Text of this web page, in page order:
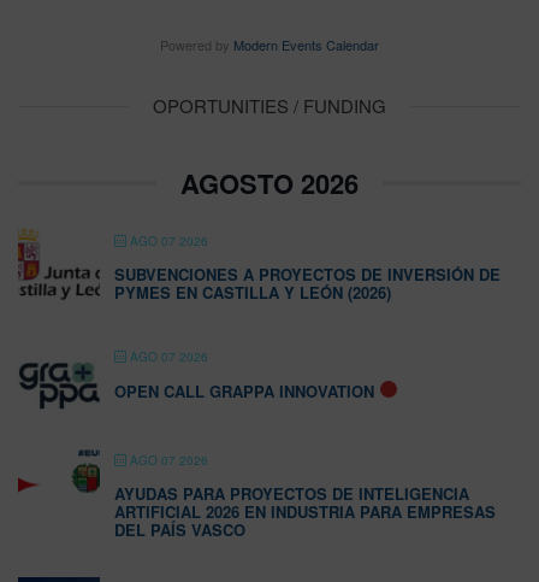
Powered by Modern Events Calendar
OPORTUNITIES / FUNDING
AGOSTO 2026
AGO 07 2026
SUBVENCIONES A PROYECTOS DE INVERSIÓN DE
PYMES EN CASTILLA Y LEÓN (2026)
AGO 07 2026
OPEN CALL GRAPPA INNOVATION
AGO 07 2026
AYUDAS PARA PROYECTOS DE INTELIGENCIA
ARTIFICIAL 2026 EN INDUSTRIA PARA EMPRESAS
DEL PAÍS VASCO